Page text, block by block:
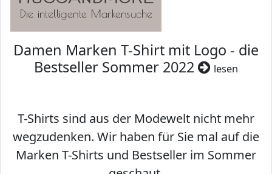
Damen Marken T-Shirt mit Logo - die
Bestseller Sommer 2022
lesen
T-Shirts sind aus der Modewelt nicht mehr
wegzudenken. Wir haben für Sie mal auf die
Marken T-Shirts und Bestseller im Sommer